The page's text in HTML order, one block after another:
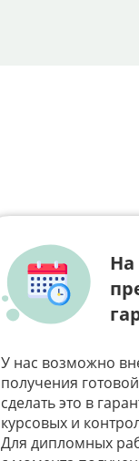
На
У нас возможно
получения
сделать это в
курсовых и
Для дипломных